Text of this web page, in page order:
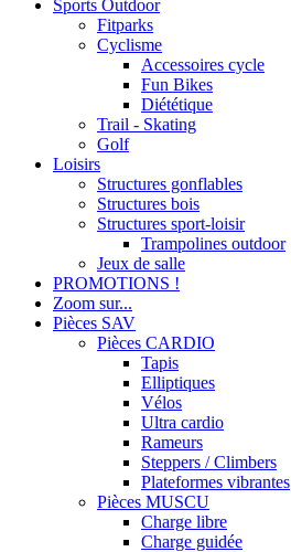
Sports Outdoor
Fitparks
Cyclisme
Accessoires cycle
Fun Bikes
Diététique
Trail - Skating
Golf
Loisirs
Structures gonflables
Structures bois
Structures sport-loisir
Trampolines outdoor
Jeux de salle
PROMOTIONS !
Zoom sur...
Pièces SAV
Pièces CARDIO
Tapis
Elliptiques
Vélos
Ultra cardio
Rameurs
Steppers / Climbers
Plateformes vibrantes
Pièces MUSCU
Charge libre
Charge guidée